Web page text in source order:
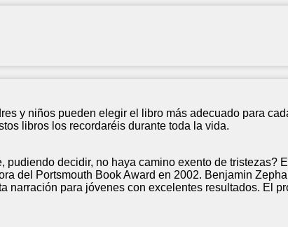
y niños pueden elegir el libro más adecuado para
libros los recordaréis durante toda la vida.
pudiendo decidir, no haya camino exento de tristezas?
del Portsmouth Book Award en 2002. Benjamin
narración para jóvenes con excelentes resultados. El